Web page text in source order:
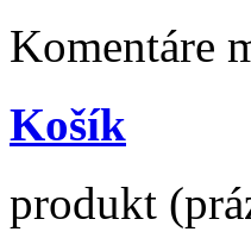
Komentáre
Košík
produkt